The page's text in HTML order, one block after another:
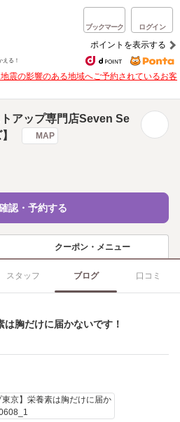
ブックマーク ログイン
ポイントを表示する
える！
震の影響のある地域へご予約されているお客
アップ専門店Seven Se
MAP
認・予約する
クーポン・メニュー
スタッフ ブログ 口コミ
は胸だけに届かないです！